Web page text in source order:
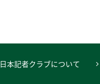
日本記者クラブについて